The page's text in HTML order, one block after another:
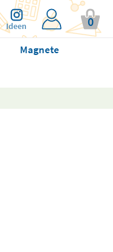
Ideen 0
Magnete